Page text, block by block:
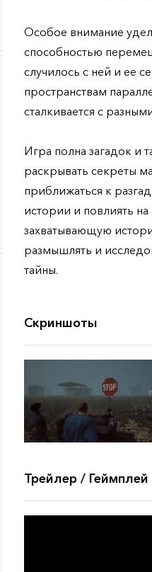
Особое внимание
способностью
случилось с ней и ее
пространствам
сталкивается с
Игра полна загадок и
раскрывать секреты
приближаться к
истории и повлиять
захватывающую
размышлять и
тайны.
Скриншоты
Трейлер / Геймплей